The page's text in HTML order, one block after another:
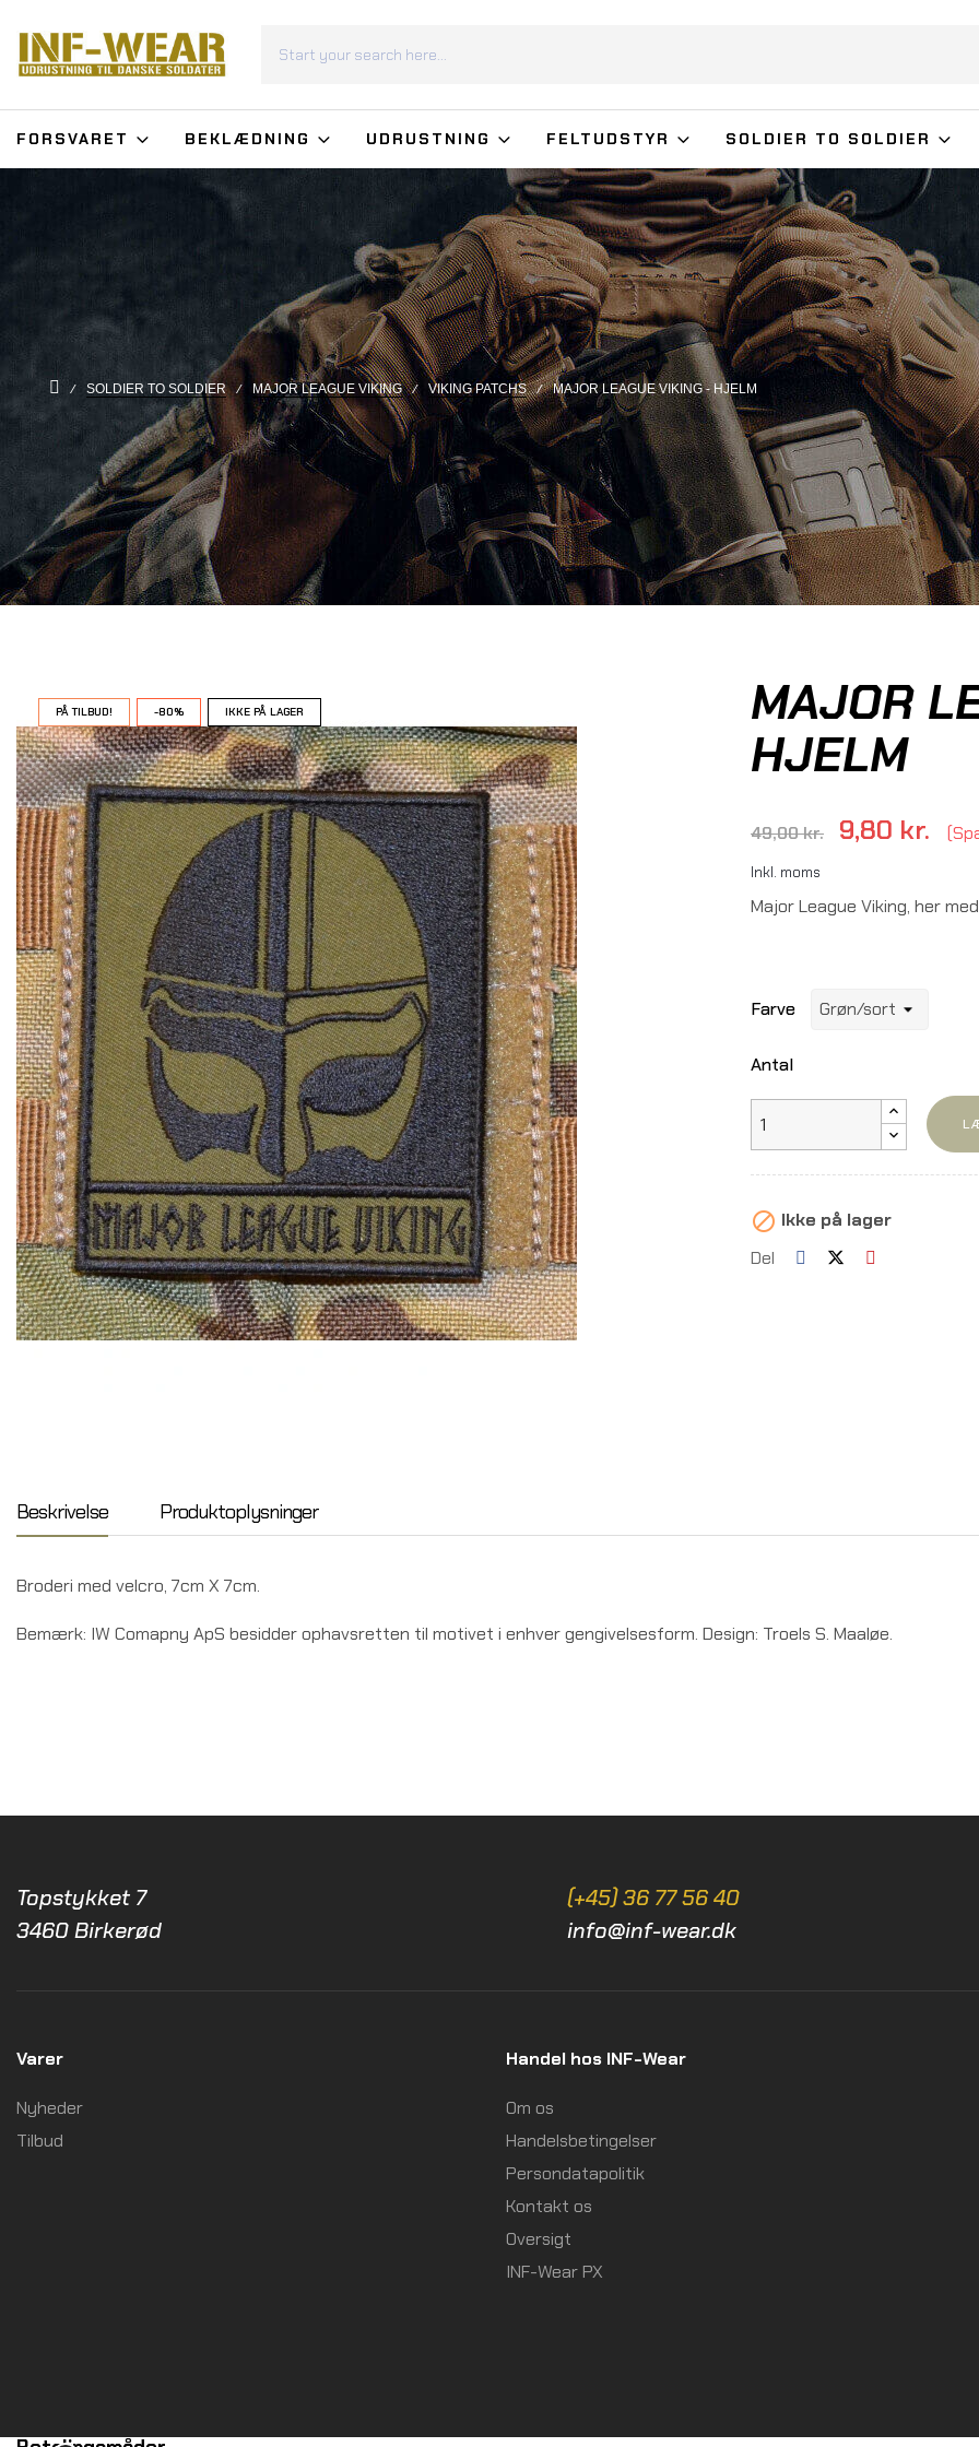
FORSVARET BEKLÆDNING UDRUSTNING FELTUDSTYR SOLDIER TO SOLDIER
SOLDIER TO SOLDIER MAJOR LEAGUE VIKING VIKING PATCHS MAJOR LEAGUE VIKING - HJELM
PÅ TILBUD! -80% IKKE PÅ LAGER
MAJOR
HJELM
49,00 kr. 9,80 kr.
Inkl. moms
Major League Viking, her
Farve
Antal
 Ikke på lager
Del
Beskrivelse Produktoplysninger
Broderi med velcro, 7cm X 7cm.
Bemærk: IW Comapny ApS besidder ophavsretten til motivet i enhver gengivelsesform. Design: Troels S. Maaløe.
Topstykket 7
3460 Birkerød
(+45) 36 77 56 40
info@inf-wear.dk
Varer
Nyheder
Tilbud
Handel hos INF-Wear
Om os
Handelsbetingelser
Persondatapolitik
Kontakt os
Oversigt
INF-Wear PX